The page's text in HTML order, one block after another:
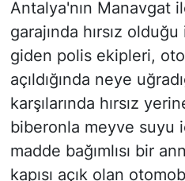
Antalya'nın Manavgat
garajında hırsız
giden polis ekipleri,
açıldığında neye
karşılarında hırsız
biberonla meyve suyu
madde bağımlısı bir
kapısı açık olan